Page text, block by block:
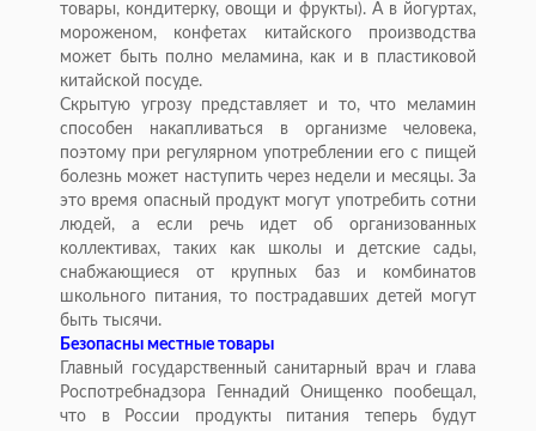
товары, кондитерку, овощи и фрукты). А в йогуртах,
мороженом, конфетах китайского производства
может быть полно меламина, как и в пластиковой
китайской посуде.
Скрытую угрозу представляет и то, что меламин
способен накапливаться в организме человека,
поэтому при регулярном употреблении его с пищей
болезнь может наступить через недели и месяцы. За
это время опасный продукт могут употребить сотни
людей, а если речь идет об организованных
коллективах, таких как школы и детские сады,
снабжающиеся от крупных баз и комбинатов
школьного питания, то пострадавших детей могут
быть тысячи.
Безопасны местные товары
Главный государственный санитарный врач и глава
Роспотребнадзора Геннадий Онищенко пообещал,
что в России продукты питания теперь будут